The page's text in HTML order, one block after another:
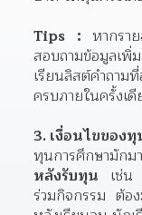
Tips : หากรา
สอบถามข้อมูลเ
เรียนลิสต์คำถาม
ครบภายในครั้งเดี
3. เงื่อนไขของ
ทุนการศึกษามัก
หลังรับทุน เช่น
ร่วมกิจกรรม ต้อ